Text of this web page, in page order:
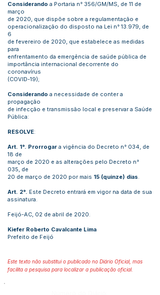
Considerando a Portaria n° 356/GM/MS, de 11 de
março
de 2020, que dispõe sobre a regulamentação e
operacionalização do disposto na Lei n° 13.979, de
6
de fevereiro de 2020, que estabelece as medidas
para
enfrentamento da emergência de saúde pública de
importância internacional decorrente do
coronavírus
(COVID-19);
Considerando a necessidade de conter a
propagação
de infecção e transmissão local e preservar a Saúde
Pública:
RESOLVE:
Art. 1°. Prorrogar a vigência do Decreto n° 034, de
18 de
março de 2020 e as alterações pelo Decreto n°
035, de
20 de março de 2020 por mais 15 (quinze) dias.
Art. 2°. Este Decreto entrará em vigor na data de sua
assinatura.
Feijó-AC, 02 de abril de 2020.
Kiefer Roberto Cavalcante Lima
Prefeito de Feijó
Este texto não substitui o publicado no Diário Oficial, mas
facilita a pesquisa para localizar a publicação oficial.